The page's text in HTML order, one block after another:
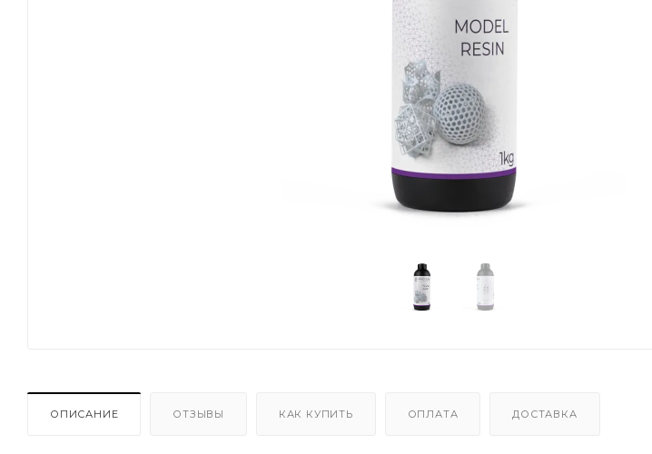
ОПИСАНИЕ ОТЗЫВЫ КАК КУПИТЬ ОПЛАТА ДОСТАВКА